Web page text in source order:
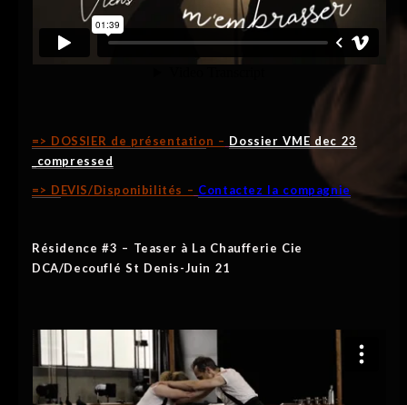
=> DOSSIER de présentation – Dossier VME dec 23
_compressed
=> DEVIS/Disponibilités – Contactez la compagnie
Résidence #3 – Teaser à La Chaufferie Cie
DCA/Decouflé St Denis-Juin 21